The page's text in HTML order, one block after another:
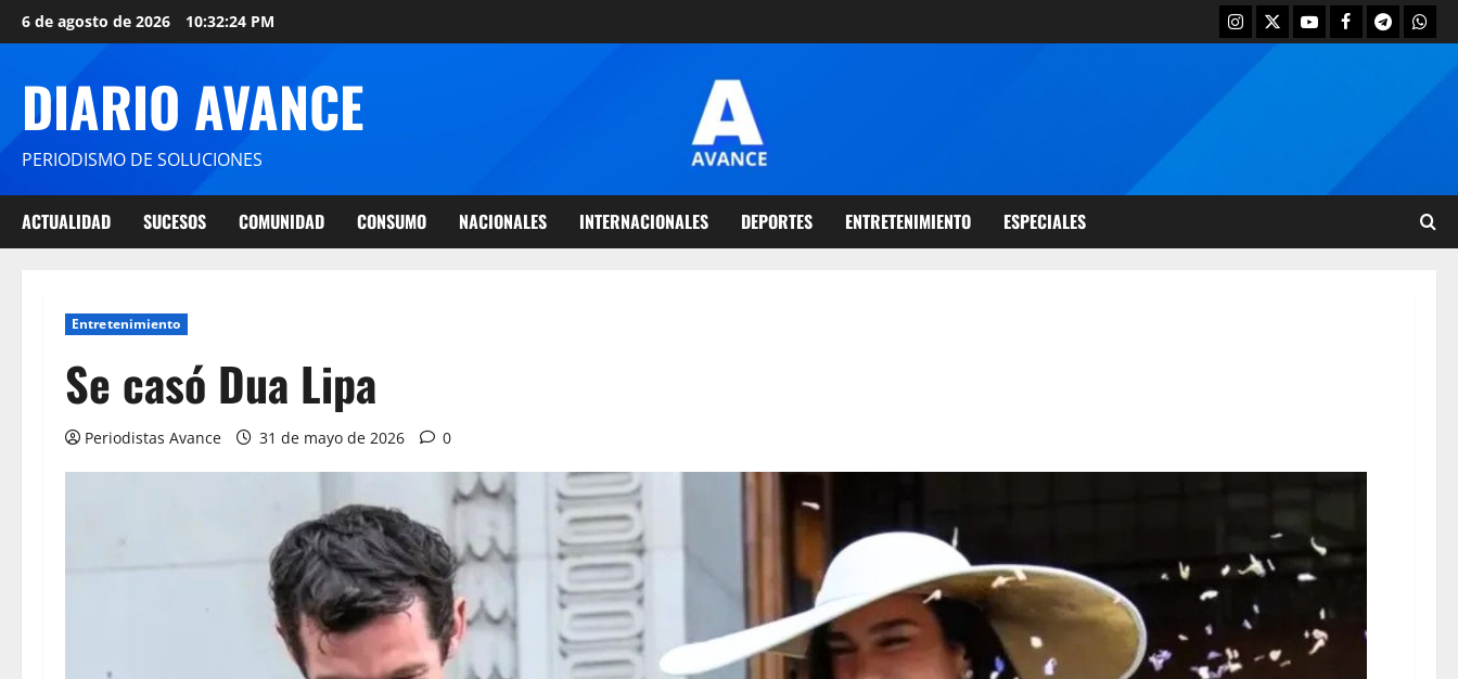
6 de agosto de 2026 10:32:25 PM
DIARIO AVANCE
PERIODISMO DE SOLUCIONES
ACTUALIDAD SUCESOS COMUNIDAD CONSUMO NACIONALES INTERNACIONALES DEPORTES ENTRETENIMIENTO ESPECIALES
Entretenimiento
Se casó Dua Lipa
Periodistas Avance 31 de mayo de 2026 0